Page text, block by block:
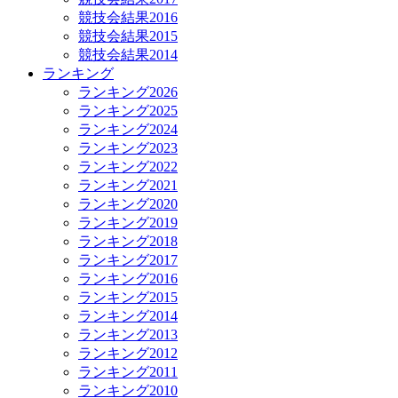
競技会結果2016
競技会結果2015
競技会結果2014
ランキング
ランキング2026
ランキング2025
ランキング2024
ランキング2023
ランキング2022
ランキング2021
ランキング2020
ランキング2019
ランキング2018
ランキング2017
ランキング2016
ランキング2015
ランキング2014
ランキング2013
ランキング2012
ランキング2011
ランキング2010